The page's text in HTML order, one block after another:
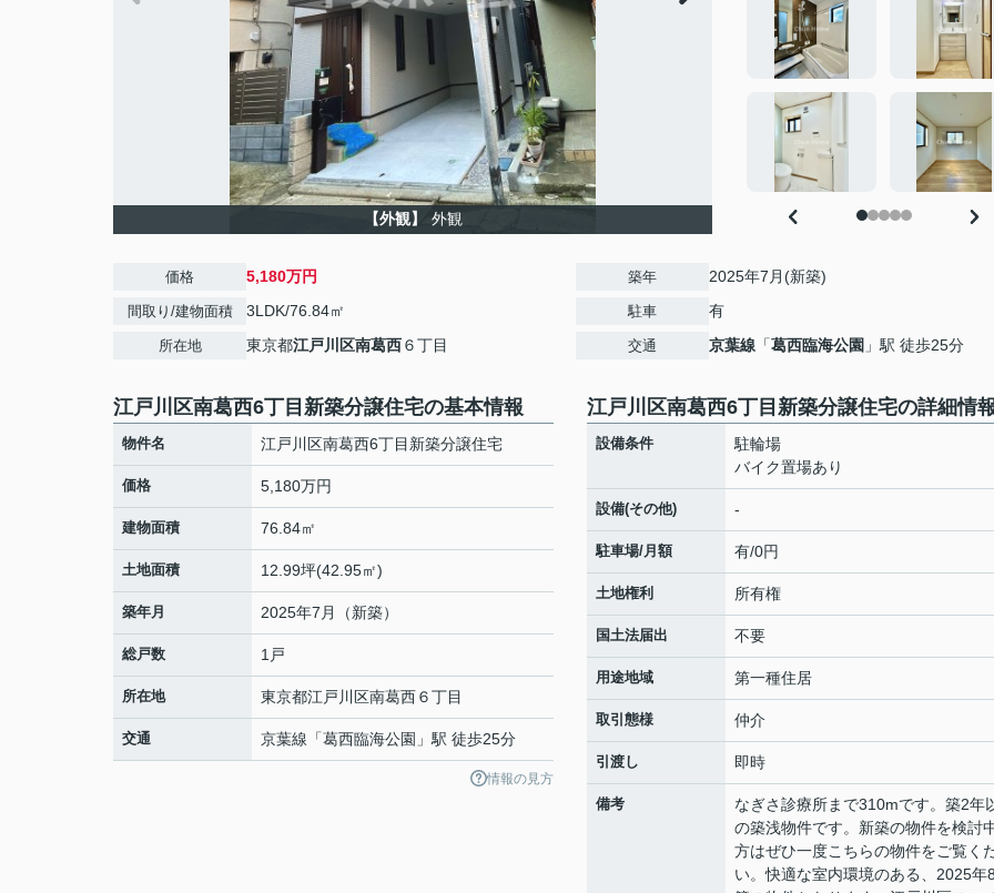
【外観】 外観
価格 5,180万円
間取り/建物面積 3LDK/76.84㎡
所在地 東京都江戸川区南葛西６丁目
築年 2025年7月(新築)
駐車 有
交通 京葉線 「葛西臨海公園 」駅 徒歩25分
江戸川区南葛西6丁目新築分譲住宅の基本情報
物件名 江戸川区南葛西6丁目新築分譲住宅
価格 5,180万円
建物面積 76.84㎡
土地面積 12.99坪(42.95㎡)
築年月 2025年7月（新築）
総戸数 1戸
所在地 東京都江戸川区南葛西６丁目
交通 京葉線 「葛西臨海公園 」駅 徒歩25分
情報の見方
江戸川区南葛西6丁目新築分譲住宅の詳細情
設備条件
駐輪場
バイク置場あり
設備(その他) -
駐車場/月額 有/0円
土地権利 所有権
国土法届出 不要
用途地域 第一種住居
取引態様 仲介
引渡し 即時
備考
なぎさ診療所まで310mです。築2年
の築浅物件です。新築の物件を検討
方はぜひ一度こちらの物件をご覧く
い。快適な室内環境のある、2025年